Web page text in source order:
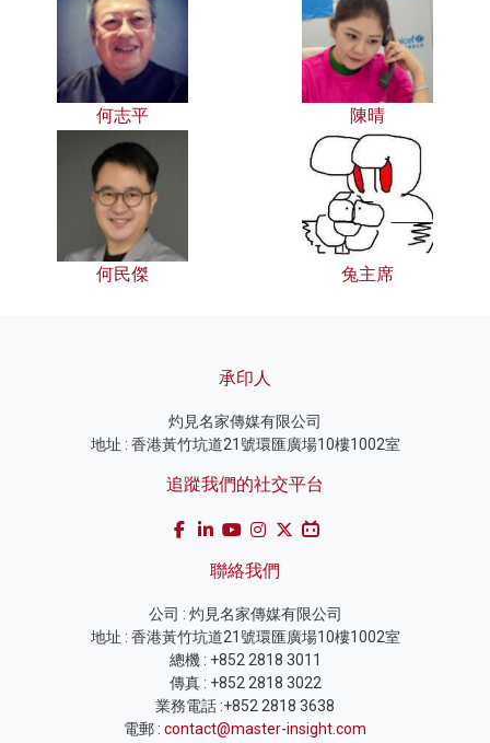
何志平 陳晴
何民傑 兔主席
承印人
灼見名家傳媒有限公司
地址 : 香港黃竹坑道21號環匯廣場10樓1002室
追蹤我們的社交平台
聯絡我們
公司 : 灼見名家傳媒有限公司
地址 : 香港黃竹坑道21號環匯廣場10樓1002室
總機 : +852 2818 3011
傳真 : +852 2818 3022
業務電話 :+852 2818 3638
電郵 : contact@master-insight.com